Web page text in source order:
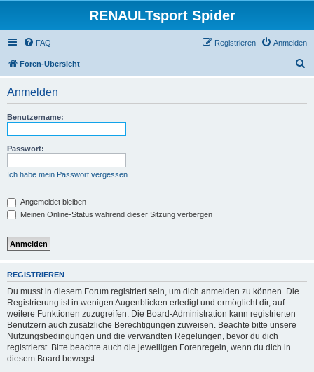
RENAULTsport Spider
FAQ Anmelden
Registrieren
Foren-Übersicht
Anmelden
Benutzername:
Passwort:
Ich habe mein Passwort vergessen
Angemeldet bleiben
Meinen Online-Status während dieser Sitzung verbergen
REGISTRIEREN
Du musst in diesem Forum registriert sein, um dich anmelden zu können. Die
Registrierung ist in wenigen Augenblicken erledigt und ermöglicht dir, auf
weitere Funktionen zuzugreifen. Die Board-Administration kann registrierten
Benutzern auch zusätzliche Berechtigungen zuweisen. Beachte bitte unsere
Nutzungsbedingungen und die verwandten Regelungen, bevor du dich
registrierst. Bitte beachte auch die jeweiligen Forenregeln, wenn du dich in
diesem Board bewegst.